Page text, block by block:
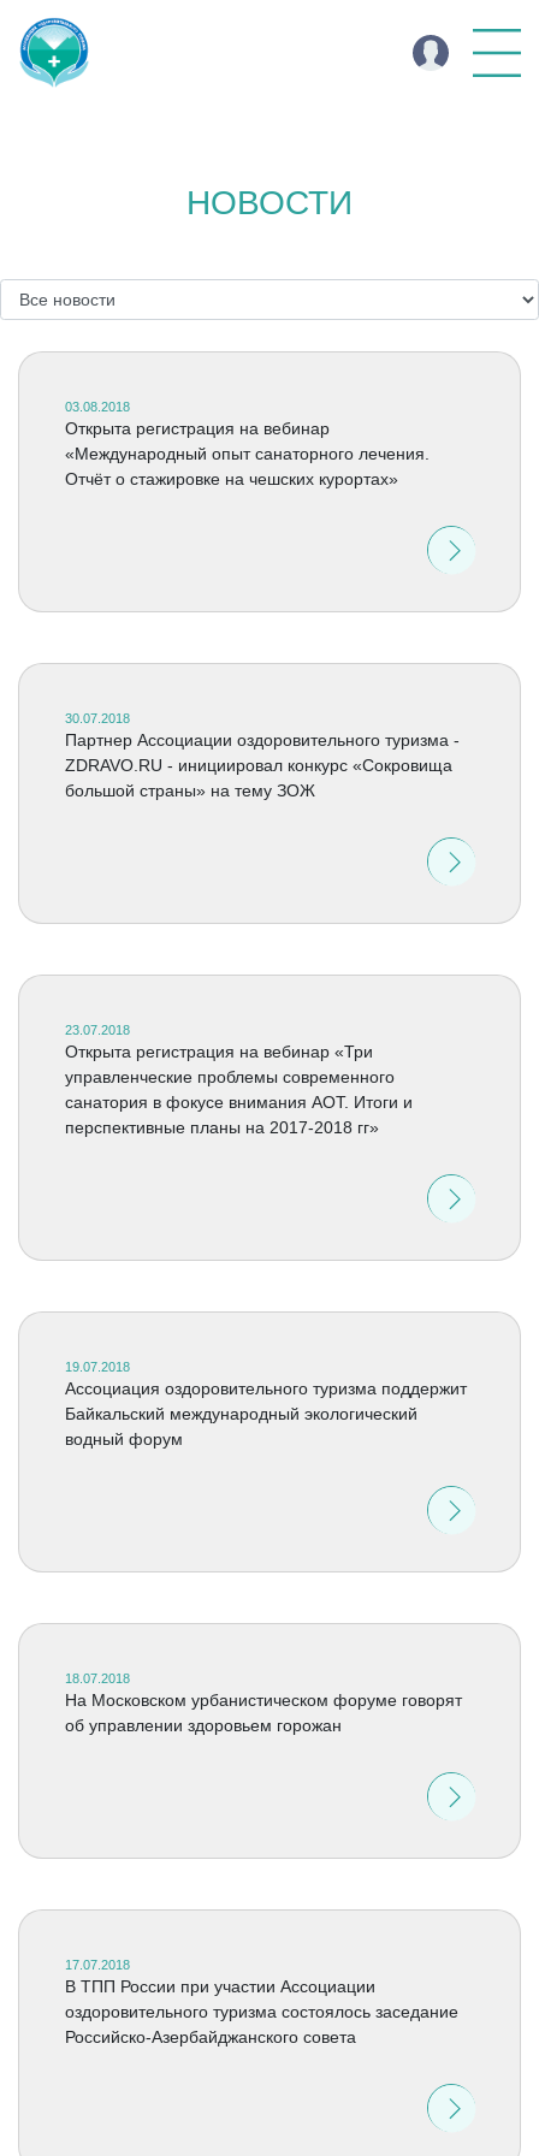
НОВОСТИ
03.08.2018
Открыта регистрация на вебинар
«Международный опыт санаторного лечения.
Отчёт о стажировке на чешских курортах»
30.07.2018
Партнер Ассоциации оздоровительного туризма -
ZDRAVO.RU - инициировал конкурс «Сокровища
большой страны» на тему ЗОЖ
23.07.2018
Открыта регистрация на вебинар «Три
управленческие проблемы современного
санатория в фокусе внимания АОТ. Итоги и
перспективные планы на 2017-2018 гг»
19.07.2018
Ассоциация оздоровительного туризма поддержит
Байкальский международный экологический
водный форум
18.07.2018
На Московском урбанистическом форуме говорят
об управлении здоровьем горожан
17.07.2018
В ТПП России при участии Ассоциации
оздоровительного туризма состоялось заседание
Российско-Азербайджанского совета